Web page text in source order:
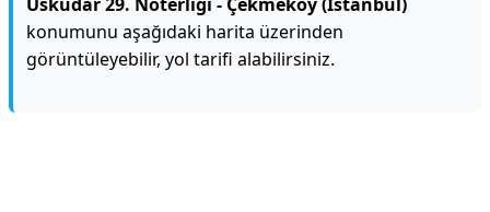
konumunu aşağıdaki harita üzerinden
görüntüleyebilir, yol tarifi alabilirsiniz.